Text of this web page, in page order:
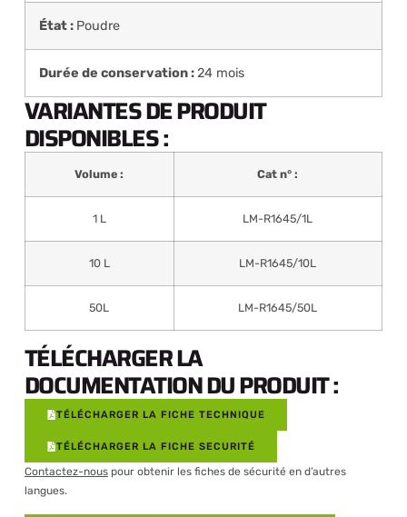
État : Poudre
Durée de conservation :24 mois
VARIANTES DE PRODUIT
DISPONIBLES :
Volume : Cat n° :
1 L LM-R1645/1L
10 L LM-R1645/10L
50L LM-R1645/50L
TÉLÉCHARGER LA
DOCUMENTATION DU PRODUIT :
TÉLÉCHARGER LA FICHE TECHNIQUE
TÉLÉCHARGER LA FICHE SECURITÉ
Contactez-nouspour obtenir les fiches de sécurité en d’autres
langues.